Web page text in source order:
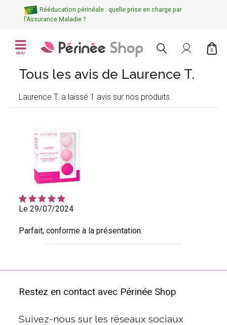
Rééducation périnéale : quelle prise en charge par
l'Assurance Maladie ?
MENU
0
Tous les avis de Laurence T.
Laurence T. a laissé 1 avis sur nos produits.
Le 29/07/2024
Parfait, conforme à la présentation.
Restez en contact avec Périnée Shop
Suivez-nous sur les réseaux sociaux